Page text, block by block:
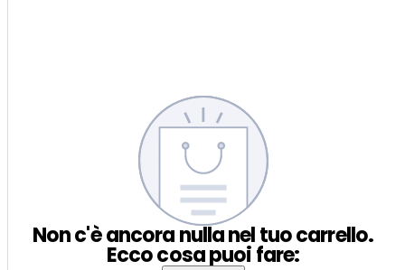
Non c'è ancora nulla nel tuo carrello.
Ecco cosa puoi fare: